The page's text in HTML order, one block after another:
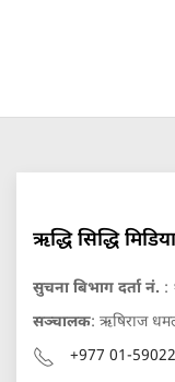
ऋद्धि सिद्धि
सुचना बिभाग दर्ता नं. :
सञ्चालक: ऋषिराज
+977 01-